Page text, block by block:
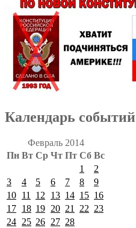
Календарь событий
Февраль 2014
Пн Вт Ср Чт Пт Сб Вс
1
2
3
4 5 6 7 8
9
10 11 12 13 14 15 16
17 18 19 20 21 22 23
24 25 26 27 28